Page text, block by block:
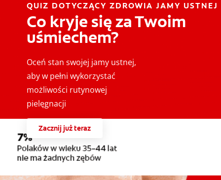
QUIZ DOTYCZĄCY ZDROWIA JAMY USTNEJ
Co kryje się za Twoim
uśmiechem?
Oceń stan swojej jamy ustnej,
aby w pełni wykorzystać
możliwości rutynowej
pielęgnacji
Zacznij już teraz